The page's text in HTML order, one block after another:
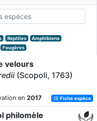
Reptiles
Amphibiens
Fougères
velours
(Scopoli, 1763)
en 2017 Fiche espèce
philomèle